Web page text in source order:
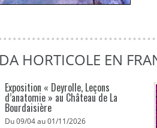
HORTICOLE EN
Exposition « Deyrolle, Leçons
d’anatomie » au Château de La
Bourdaisière
Du 09/04 au 01/11/2026